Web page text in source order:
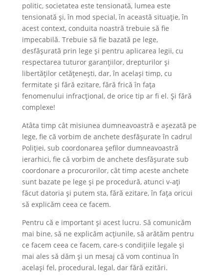
politic, societatea este tensionată, lumea este
tensionată și, în mod special, în această situație, în
acest context, conduita noastră trebuie să fie
impecabilă. Trebuie să fie bazată pe lege,
desfășurată prin lege și pentru aplicarea legii, cu
respectarea tuturor garanțiilor, drepturilor și
libertăților cetățenești, dar, în același timp, cu
fermitate și fără ezitare, fără frică în fața
fenomenului infracțional, de orice tip ar fi el. Și fără
complexe!
Atâta timp cât misiunea dumneavoastră e așezată pe
lege, fie că vorbim de anchete desfășurate în cadrul
Poliției, sub coordonarea șefilor dumneavoastră
ierarhici, fie că vorbim de anchete desfășurate sub
coordonare a procurorilor, cât timp aceste anchete
sunt bazate pe lege și pe procedură, atunci v-ați
făcut datoria și putem sta, fără ezitare, în fața oricui
să explicăm ceea ce facem.
Pentru că e important și acest lucru. Să comunicăm
mai bine, să ne explicăm acțiunile, să arătăm pentru
ce facem ceea ce facem, care-s condițiile legale și
mai ales să dăm și un mesaj că vom continua în
același fel, procedural, legal, dar fără ezitări.